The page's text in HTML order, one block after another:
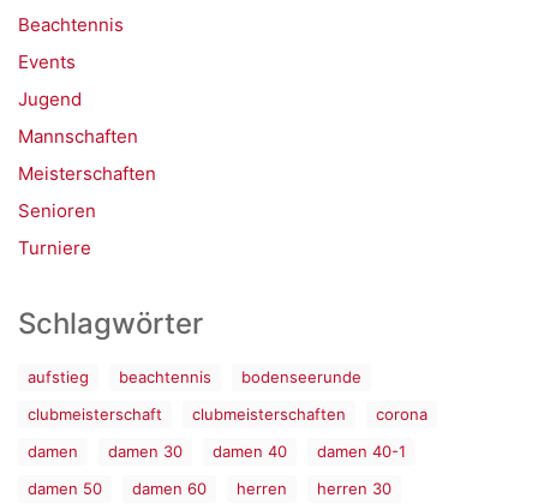
Beachtennis
Events
Jugend
Mannschaften
Meisterschaften
Senioren
Turniere
Schlagwörter
aufstieg beachtennis
bodenseerunde
clubmeisterschaft
clubmeisterschaften
corona
damen
damen 30 damen 40
damen 40-1
damen 50
damen 60 herren
herren 30